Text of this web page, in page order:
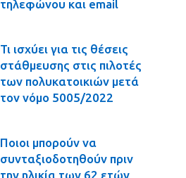
τηλεφώνου και email
Τι ισχύει για τις θέσεις
στάθμευσης στις πιλοτές
των πολυκατοικιών μετά
τον νόμο 5005/2022
Ποιοι μπορούν να
συνταξιοδοτηθούν πριν
την ηλικία των 62 ετών